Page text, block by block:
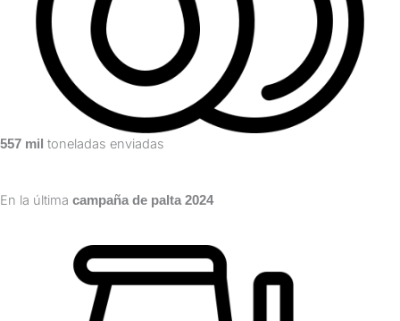
557 mil toneladas enviadas
En la última campaña de palta 2024